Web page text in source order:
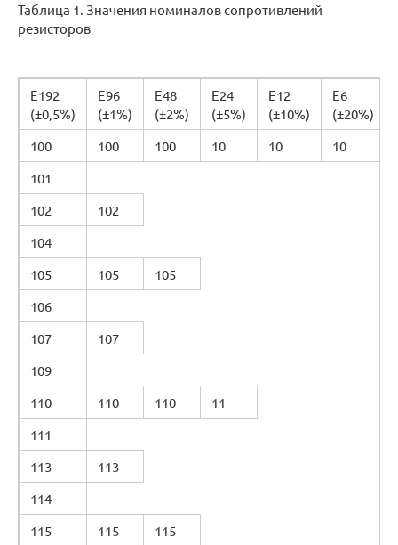
Таблица 1. Значения номиналов сопротивлений
резисторов
Е192
(±0,5%)
Е96
(±1%)
Е48
(±2%)
Е24
(±5%)
Е12
(±10%)
E6
(±20%)
100
100 100 10 10
10
101
102
102
104
105
105
105
106
107
107
109
110
110 110
11
111
113
113
114
115
115
115